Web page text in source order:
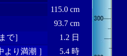
115.0 cm
93.7 cm
で］
1.2 日
り満潮 ］
5.4 時